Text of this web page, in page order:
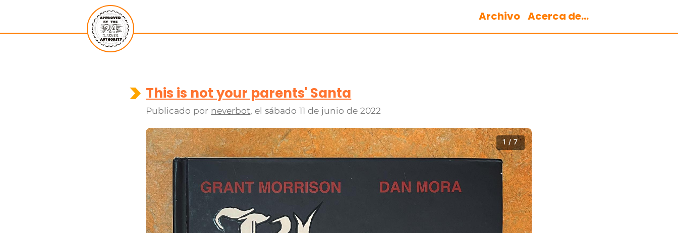
Archivo Acerca de...
This is not your parents' Santa
Publicado por neverbot, elsábado 11 de junio de 2022
1 / 7